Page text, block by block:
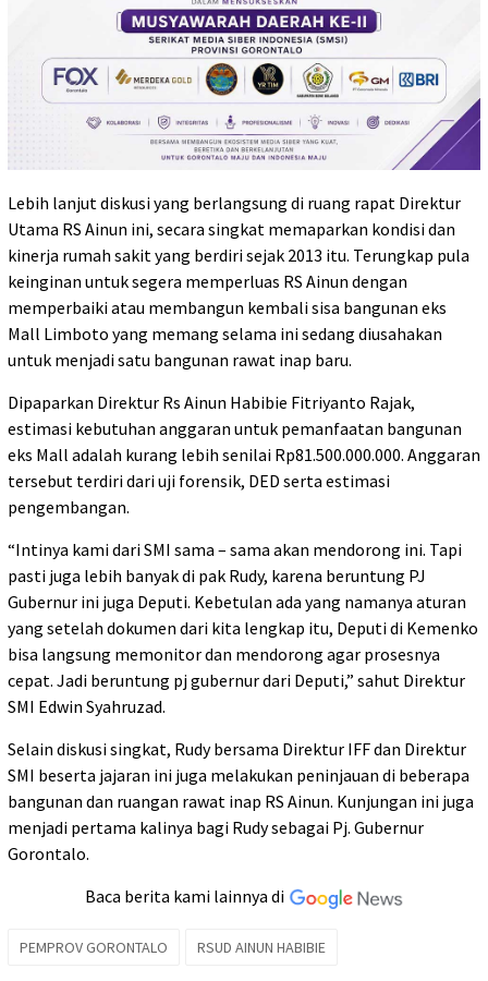
Lebih lanjut diskusi yang berlangsung di ruang rapat Direktur
Utama RS Ainun ini, secara singkat memaparkan kondisi dan
kinerja rumah sakit yang berdiri sejak 2013 itu. Terungkap pula
keinginan untuk segera memperluas RS Ainun dengan
memperbaiki atau membangun kembali sisa bangunan eks
Mall Limboto yang memang selama ini sedang diusahakan
untuk menjadi satu bangunan rawat inap baru.
Dipaparkan Direktur Rs Ainun Habibie Fitriyanto Rajak,
estimasi kebutuhan anggaran untuk pemanfaatan bangunan
eks Mall adalah kurang lebih senilai Rp81.500.000.000. Anggaran
tersebut terdiri dari uji forensik, DED serta estimasi
pengembangan.
“Intinya kami dari SMI sama – sama akan mendorong ini. Tapi
pasti juga lebih banyak di pak Rudy, karena beruntung PJ
Gubernur ini juga Deputi. Kebetulan ada yang namanya aturan
yang setelah dokumen dari kita lengkap itu, Deputi di Kemenko
bisa langsung memonitor dan mendorong agar prosesnya
cepat. Jadi beruntung pj gubernur dari Deputi,” sahut Direktur
SMI Edwin Syahruzad.
Selain diskusi singkat, Rudy bersama Direktur IFF dan Direktur
SMI beserta jajaran ini juga melakukan peninjauan di beberapa
bangunan dan ruangan rawat inap RS Ainun. Kunjungan ini juga
menjadi pertama kalinya bagi Rudy sebagai Pj. Gubernur
Gorontalo.
Baca berita kami lainnya di
PEMPROV GORONTALO RSUD AINUN HABIBIE